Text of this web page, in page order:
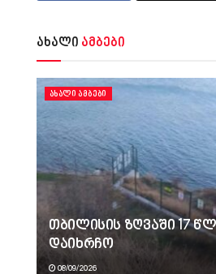
ახალი ამბები
ᲐᲮᲐᲚᲘ ᲐᲛᲑᲔᲑᲘ
თბილისის ზღვაში 17
დაიხრჩო
08/09/2026